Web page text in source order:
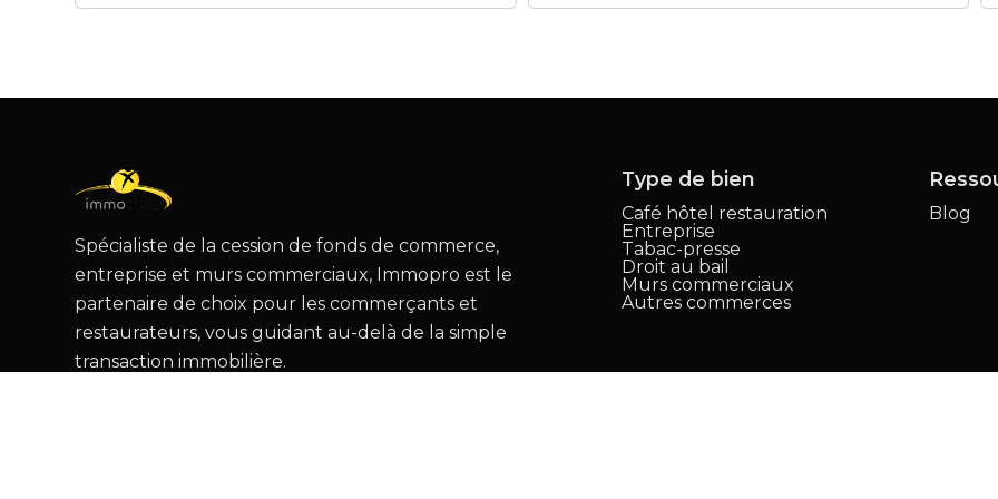
Spécialiste de la cession de fonds de commerce,
entreprise et murs commerciaux, Immopro est le
partenaire de choix pour les commerçants et
restaurateurs, vous guidant au-delà de la simple
transaction immobilière.
Type de bien
Café hôtel restauration
Entreprise
Tabac-presse
Droit au bail
Murs commerciaux
Autres commerces
Blog